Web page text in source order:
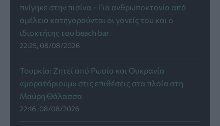
πνίγηκε στην πισίνα – Για ανθρωποκτονία από
αμέλεια κατηγορούνται οι γονείς του και ο
ιδιοκτήτης του beach bar
22:25, 08/08/2026
Τουρκία: Zητεί από Ρωσία και Ουκρανία
«μορατόριουμ» στις επιθέσεις στα πλοία στη
Μαύρη Θάλασσα
22:16, 08/08/2026